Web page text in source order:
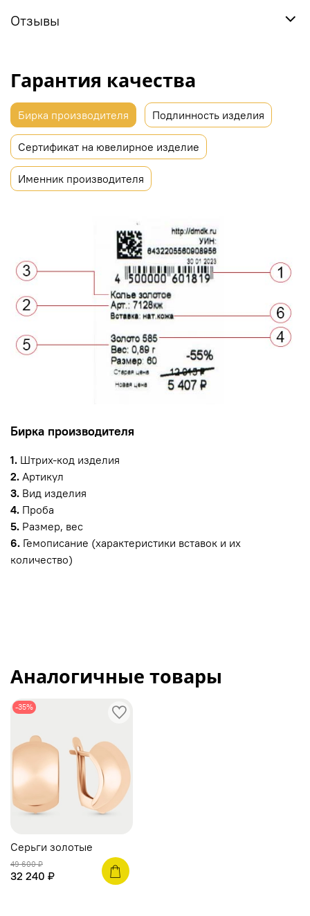
Отзывы
Гарантия качества
Бирка производителя Подлинность изделия
Сертификат на ювелирное изделие
Именник производителя
Бирка производителя
1. Штрих-код изделия
2. Артикул
3. Вид изделия
4. Проба
5. Размер, вес
6. Гемописание (характеристики вставок и их
количество)
Аналогичные товары
-35%
Серьги золотые
49 600 ₽
32 240 ₽